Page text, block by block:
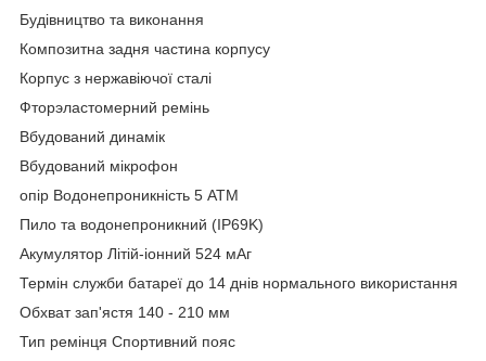
Будівництво та виконання
Композитна задня частина корпусу
Корпус з нержавіючої сталі
Фторэластомерний ремінь
Вбудований динамік
Вбудований мікрофон
опір Водонепроникність 5 АТМ
Пило та водонепроникний (IP69K)
Акумулятор Літій-іонний 524 мАг
Термін служби батареї до 14 днів нормального використання
Обхват зап'ястя 140 - 210 мм
Тип ремінця Спортивний пояс